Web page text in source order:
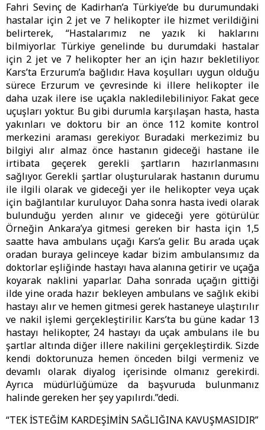
Fahri Sevinç de Kadirhan’a Türkiye’de bu durumundaki
hastalar için 2 jet ve 7 helikopter ile hizmet verildiğini
belirterek, “Hastalarımız ne yazık ki haklarını
bilmiyorlar. Türkiye genelinde bu durumdaki hastalar
için 2 jet ve 7 helikopter her an için hazır bekletiliyor.
Kars’ta Erzurum’a bağlıdır. Hava koşulları uygun olduğu
sürece Erzurum ve çevresinde ki illere helikopter ile
daha uzak ilere ise uçakla nakledilebiliniyor. Fakat gece
uçuşları yoktur. Bu gibi durumla karşılaşan hasta, hasta
yakınları ve doktoru bir an önce 112 komite kontrol
merkezini araması gerekiyor. Buradaki merkezimiz bu
bilgiyi alır almaz önce hastanın gideceği hastane ile
irtibata geçerek gerekli şartların hazırlanmasını
sağlıyor. Gerekli şartlar oluşturularak hastanın durumu
ile ilgili olarak ve gideceği yer ile helikopter veya uçak
için bağlantılar kuruluyor. Daha sonra hasta ivedi olarak
bulunduğu yerden alınır ve gideceği yere götürülür.
Örneğin Ankara’ya gitmesi gereken bir hasta için 1,5
saatte hava ambulans uçağı Kars’a gelir. Bu arada uçak
oradan buraya gelinceye kadar bizim ambulansımız da
doktorlar eşliğinde hastayı hava alanına getirir ve uçağa
koyarak naklini yaparlar. Daha sonrada uçağın gittiği
ilde yine orada hazır bekleyen ambulans ve sağlık ekibi
hastayı alır ve hemen gitmesi gerek hastaneye ulaştırılır
ve nakil işlemi gerçekleştirilir. Kars’ta bu güne kadar 13
hastayı helikopter, 24 hastayı da uçak ambulans ile bu
şartlar altında diğer illere nakilini gerçekleştirdik. Sizde
kendi doktorunuza hemen önceden bilgi vermeniz ve
devamlı olarak diyalog içerisinde olmanız gerekirdi.
Ayrıca müdürlüğümüze da başvuruda bulunmanız
halinde gereken her şey yapılırdı.”dedi.
“TEK İSTEĞİM KARDEŞİMİN SAĞLIĞINA KAVUŞMASIDIR”